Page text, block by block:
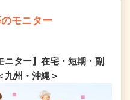
モニター
ニター】在宅・短期・副
州・沖縄＞